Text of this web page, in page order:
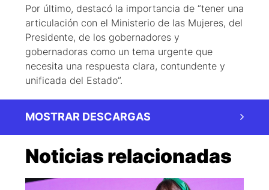
Por último, destacó la importancia de “tener una
articulación con el Ministerio de las Mujeres, del
Presidente, de los gobernadores y
gobernadoras como un tema urgente que
necesita una respuesta clara, contundente y
unificada del Estado”.
MOSTRAR DESCARGAS
Noticias relacionadas